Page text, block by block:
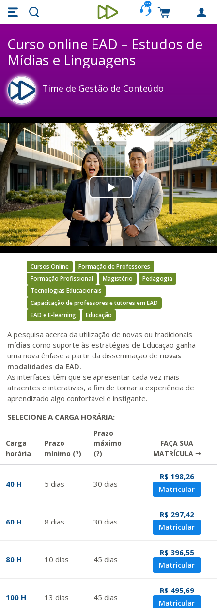
Skip main navigation
Skip to main content
Unieducar
Carrinho de
Curso online EAD – Estudos de
Mídias e Linguagens
Time de Gestão de Conteúdo
Play
Video
Cursos Online
Formação de Professores
Formação Profissional
Magistério
Pedagogia
Tecnologias Educacionais
Capacitação de professores e tutores em EAD
EAD e E-learning
Educação
A pesquisa acerca da utilização de novas ou tradicionais
mídias como suporte às estratégias de Educação ganha
uma nova ênfase a partir da disseminação de novas
modalidades da EAD.
As interfaces têm que se apresentar cada vez mais
atraentes e interativas, a fim de tornar a experiência de
aprendizado algo confortável e instigante.
SELECIONE A CARGA HORÁRIA:
Carga
horária
Prazo
mínimo (?)
Prazo
máximo
(?)
FAÇA SUA
MATRÍCULA →
40 H 5 dias 30 dias
R$ 198,26
Matricular
60 H 8 dias 30 dias
R$ 297,42
Matricular
80 H 10 dias 45 dias
R$ 396,55
Matricular
100 H 13 dias 45 dias
R$ 495,69
Matricular